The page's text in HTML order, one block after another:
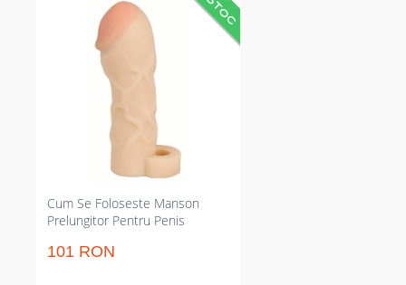
Cum Se Foloseste Manson
Prelungitor Pentru Penis
101 RON
Manson prelungitor care
completează instant +5 cm
extindere și +2 cm grosime
pentru senzație de plenitudine.
Material TPE realist, flexibil și
sigur; aderență stabilă cu inel
testicular și profunzime inserabilă
12 cm. Adecvat pentru mărirea
vizibilă a circumferinței și
intensificarea senzațiilor
partenerului.